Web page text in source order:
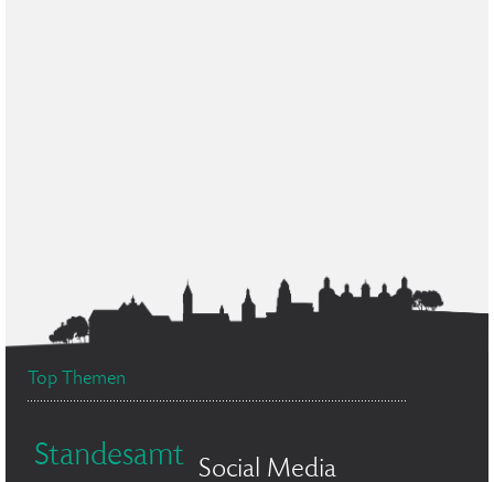
Top Themen
Standesamt Social Media